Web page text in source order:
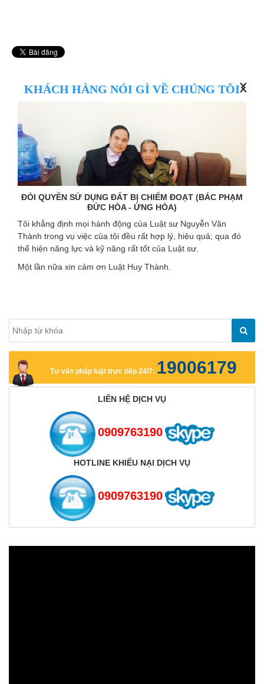
KHÁCH HÀNG NÓI GÌ VỀ CHÚNG TÔI
ĐÒI QUYỀN SỬ DỤNG ĐẤT BỊ CHIẾM ĐOẠT (BÁC PHẠM
ĐỨC HÒA - ỨNG HÒA)
Tôi khẳng định mọi hành động của Luật sư Nguyễn Văn
Thành trong vụ việc của tôi đều rất hợp lý, hiệu quả; qua đó
thể hiện năng lực và kỹ năng rất tốt của Luật sư.
Một lần nữa xin cảm ơn Luật Huy Thành.
Tư vấn pháp luật trực tiếp 24/7: 19006179
LIÊN HỆ DỊCH VỤ
0909763190
HOTLINE KHIẾU NẠI DỊCH VỤ
0909763190